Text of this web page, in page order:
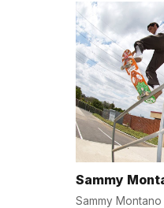
Sammy
Sammy